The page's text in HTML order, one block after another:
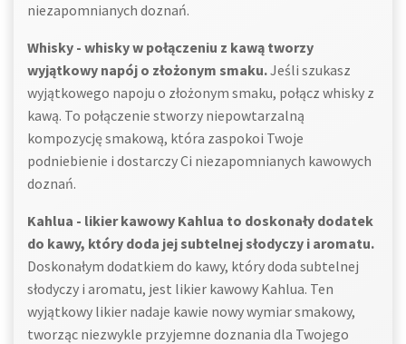
niezapomnianych doznań.
Whisky - whisky w połączeniu z kawą tworzy
wyjątkowy napój o złożonym smaku.Jeśli szukasz
wyjątkowego napoju o złożonym smaku, połącz whisky z
kawą. To połączenie stworzy niepowtarzalną
kompozycję smakową, która zaspokoi Twoje
podniebienie i dostarczy Ci niezapomnianych kawowych
doznań.
Kahlua - likier kawowy Kahlua to doskonały dodatek
do kawy, który doda jej subtelnej słodyczy i aromatu.
Doskonałym dodatkiem do kawy, który doda subtelnej
słodyczy i aromatu, jest likier kawowy Kahlua. Ten
wyjątkowy likier nadaje kawie nowy wymiar smakowy,
tworząc niezwykle przyjemne doznania dla Twojego